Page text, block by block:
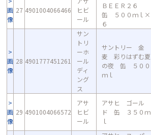
画
像
27 4901004066466
ヒビ
ール
ＢＥＥＲ２６
缶 ５００ｍｌ×
６
画
像
28 4901777451261
サン
トリ
ーホ
ール
ディ
ング
ス
サントリー 金
麦 彩りはずむ夏
の夜 缶 ５００
ｍｌ
画
像
29 4901004066572
アサ
ヒビ
ール
アサヒ ゴール
ド 缶 ３５０ｍ
ｌ